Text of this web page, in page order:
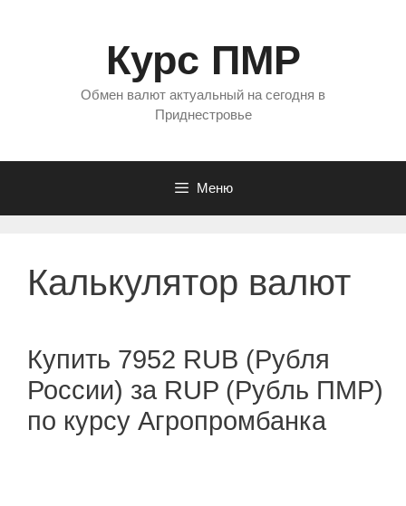
Курс ПМР
Обмен валют актуальный на сегодня в
Приднестровье
Меню
Калькулятор валют
Купить 7952 RUB (Рубля
России) за RUP (Рубль ПМР)
по курсу Агропромбанка